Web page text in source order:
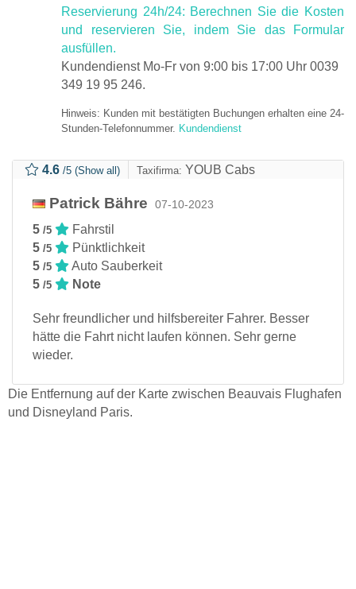
Reservierung 24h/24: Berechnen Sie die Kosten
und reservieren Sie, indem Sie das Formular
ausfüllen.
Kundendienst Mo-Fr von 9:00 bis 17:00 Uhr 0039
349 19 95 246.
Hinweis: Kunden mit bestätigten Buchungen erhalten eine 24-
Stunden-Telefonnummer. Kundendienst
4.6 /5 (Show all) Taxifirma: YOUB Cabs
Patrick Bähre 07-10-2023
5 /5
Fahrstil
5 /5
Pünktlichkeit
5 /5
Auto Sauberkeit
5 /5 Note
Sehr freundlicher und hilfsbereiter Fahrer. Besser
hätte die Fahrt nicht laufen können. Sehr gerne
wieder.
Die Entfernung auf der Karte zwischen Beauvais Flughafen
und Disneyland Paris.